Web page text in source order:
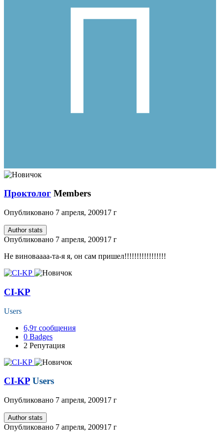
Проктолог Members
Опубликовано 7 апреля, 200917 г
Author stats
Опубликовано 7 апреля, 200917 г
Не виноваааа-та-я я, он сам пришел!!!!!!!!!!!!!!!!!
CI-KP
Users
6,9т сообщения
0 Badges
2 Репутация
CI-KP Users
Опубликовано 7 апреля, 200917 г
Author stats
Опубликовано 7 апреля, 200917 г